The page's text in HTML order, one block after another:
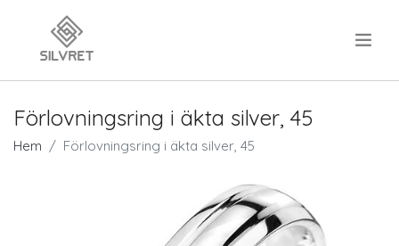
Förlovningsring i äkta silver, 45
Hem Förlovningsring i äkta silver, 45